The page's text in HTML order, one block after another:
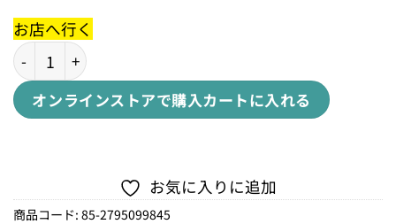
お店へ行く
PADDING BLACK WINGBACK S/M/L個
オンラインストアで購入カートに入れる
お気に入りに追加
商品コード: 85-2795099845